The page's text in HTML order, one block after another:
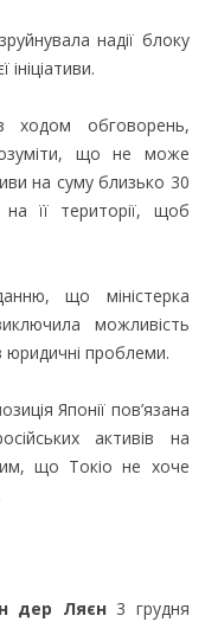
надії блоку
ходом обговорень,
що не може
на суму близько 30
на її території, щоб
що міністерка
можливість
юридичні проблеми.
Японії пов’язана
активів на
що Токіо не хоче
дер Ляєн3 грудня